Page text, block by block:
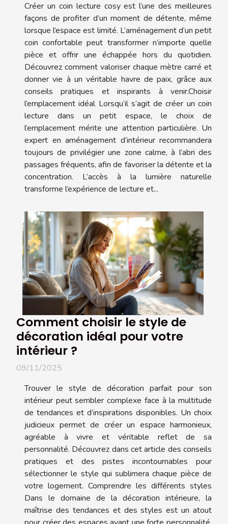
Créer un coin lecture cosy est l’une des meilleures
façons de profiter d’un moment de détente, même
lorsque l’espace est limité. L’aménagement d’un petit
coin confortable peut transformer n’importe quelle
pièce et offrir une échappée hors du quotidien.
Découvrez comment valoriser chaque mètre carré et
donner vie à un véritable havre de paix, grâce aux
conseils pratiques et inspirants à venir.Choisir
l’emplacement idéal Lorsqu’il s’agit de créer un coin
lecture dans un petit espace, le choix de
l’emplacement mérite une attention particulière. Un
expert en aménagement d’intérieur recommandera
toujours de privilégier une zone calme, à l’abri des
passages fréquents, afin de favoriser la détente et la
concentration. L’accès à la lumière naturelle
transforme l’expérience de lecture et...
Comment choisir le style de
décoration idéal pour votre
intérieur ?
09/11/2025
Trouver le style de décoration parfait pour son
intérieur peut sembler complexe face à la multitude
de tendances et d’inspirations disponibles. Un choix
judicieux permet de créer un espace harmonieux,
agréable à vivre et véritable reflet de sa
personnalité. Découvrez dans cet article des conseils
pratiques et des pistes incontournables pour
sélectionner le style qui sublimera chaque pièce de
votre logement. Comprendre les différents styles
Dans le domaine de la décoration intérieure, la
maîtrise des tendances et des styles est un atout